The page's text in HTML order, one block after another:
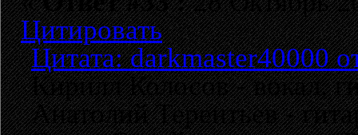
Цитировать
Цитата: darkmaster40000
Кирилл Колосов - вокал,
Анатолий Терентьев -